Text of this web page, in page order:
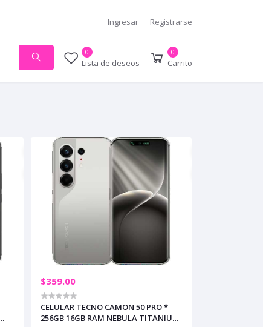
Ingresar
Registrarse
0
Lista de deseos
0
Carrito
$359.00
CELULAR TECNO CAMON 50 PRO *
256GB 16GB RAM NEBULA TITANIUM